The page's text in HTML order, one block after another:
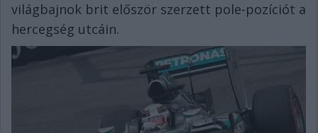
világbajnok brit először szerzett pole-pozíciót a
hercegség utcáin.